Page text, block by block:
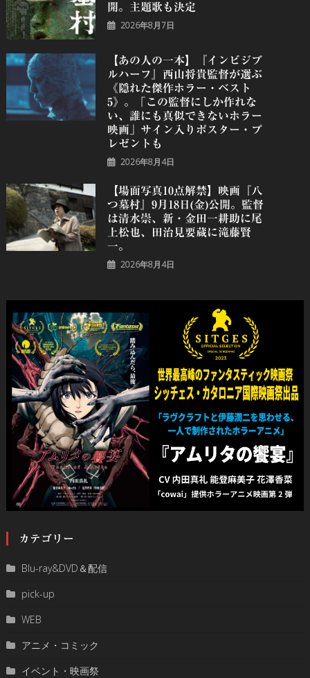
開。主題歌も決定
2026年8月7日
【あの人の一本】『インビジブ
ルハーフ』⻄⼭将貴監督が選ぶ
《隠れた傑作ホラー・ベスト
5》。「この監督にしか作れな
い、誰にも真似できないホラー
映画」サイン入りポスター・プ
レゼントも
2026年8月4日
【場面写真10点解禁】映画『八
つ墓村』9月18日(金)公開。監督
は清水崇、新・金田一耕助に尾
上松也、田治見要蔵に滝藤賢
一。
2026年8月4日
カテゴリー
Blu-ray&DVD＆配信
pick-up
WEB
アニメ・コミック
イベント・映画祭